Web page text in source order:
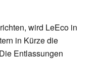
wird LeEco in
in Kürze die
Entlassungen